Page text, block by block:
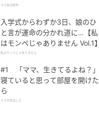
ママ友の財布
入学式からわずか3日、娘のひ
と言が運命の分かれ道に…【私
はモンペじゃありません Vol.1】
私はモンペじゃありません
#1 「ママ、生きてるよね？」
寝ていると思って部屋を開けた
ら
ママが家出した